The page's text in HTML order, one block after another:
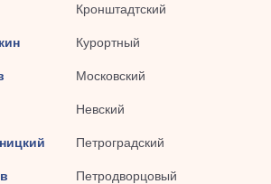
Кронштадтский
Курортный
Московский
Невский
Петроградский
Петродворцовый